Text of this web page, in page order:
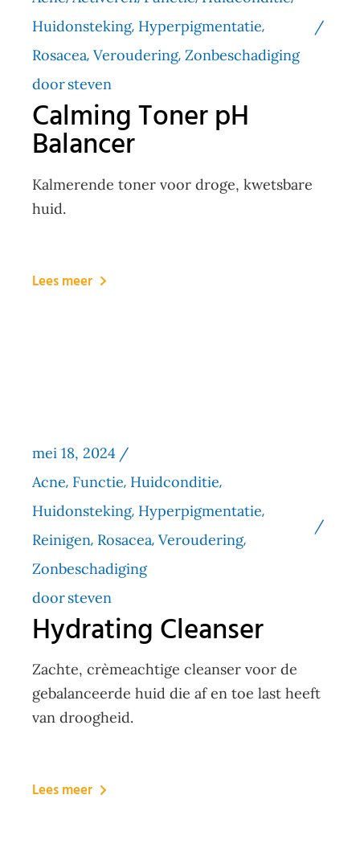
Huidonsteking Hyperpigmentatie
Rosacea Veroudering Zonbeschadiging
doorsteven
Calming Toner pH
Balancer
Kalmerende toner voor droge, kwetsbare
huid.
Lees meer
mei 18, 2024
Acne Functie Huidconditie
Huidonsteking Hyperpigmentatie
Reinigen Rosacea Veroudering
Zonbeschadiging
doorsteven
Hydrating Cleanser
Zachte, crèmeachtige cleanser voor de
gebalanceerde huid die af en toe last heeft
van droogheid.
Lees meer